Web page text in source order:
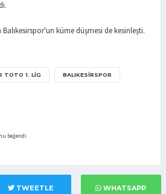
küme düşmesi de kesinleşti.
TOTO 1. LIG BALIKESIRSPOR
beğendi.
TWEETLE WHATSAPP